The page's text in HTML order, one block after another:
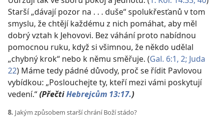
Starší „dávají pozor na . . . duše“ spolukřesťanů v tom
smyslu, že chtějí každému z nich pomáhat, aby měl
dobrý vztah k Jehovovi. Bez váhání proto nabídnou
pomocnou ruku, když si všimnou, že někdo udělal
„chybný krok“ nebo k němu směřuje. (Gal. 6:1, 2; Juda
22) Máme tedy pádné důvody, proč se řídit Pavlovou
vybídkou: „Poslouchejte ty, kteří mezi vámi poskytují
vedení.“(PřečtiHebrejcům 13:17.)
8. Jakým způsobem starší chrání Boží stádo?